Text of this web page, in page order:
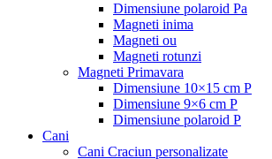
Dimensiune polaroid Pa
Magneti inima
Magneti ou
Magneti rotunzi
Magneti Primavara
Dimensiune 10×15 cm P
Dimensiune 9×6 cm P
Dimensiune polaroid P
Cani
Cani Craciun personalizate